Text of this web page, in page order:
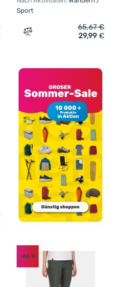
Kilpi Sylane-W (2025)'
Sport
Zum Vergleich
65,67€
29,99 €
Kilpi Domino-W'
-66%